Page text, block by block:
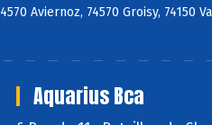
Aviernoz, 74570 Groisy, 74150
Aquarius Bca